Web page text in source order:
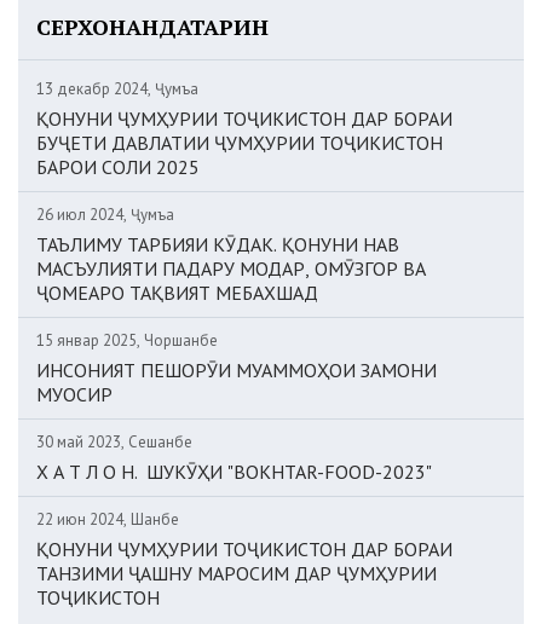
СЕРХОНАНДАТАРИН
13 декабр 2024, Ҷумъа
ҚОНУНИ ҶУМҲУРИИ ТОҶИКИСТОН ДАР БОРАИ
БУҶЕТИ ДАВЛАТИИ ҶУМҲУРИИ ТОҶИКИСТОН
БАРОИ СОЛИ 2025
26 июл 2024, Ҷумъа
ТАЪЛИМУ ТАРБИЯИ КӮДАК. ҚОНУНИ НАВ
МАСЪУЛИЯТИ ПАДАРУ МОДАР, ОМӮЗГОР ВА
ҶОМЕАРО ТАҚВИЯТ МЕБАХШАД
15 январ 2025, Чоршанбе
ИНСОНИЯТ ПЕШОРӮИ МУАММОҲОИ ЗАМОНИ
МУОСИР
30 май 2023, Сешанбе
Х А Т Л О Н. ШУКӮҲИ "BOKHTAR-FOOD-2023"
22 июн 2024, Шанбе
ҚОНУНИ ҶУМҲУРИИ ТОҶИКИСТОН ДАР БОРАИ
ТАНЗИМИ ҶАШНУ МАРОСИМ ДАР ҶУМҲУРИИ
ТОҶИКИСТОН